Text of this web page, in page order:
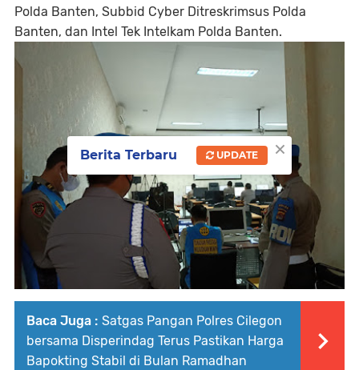
Polda Banten, Subbid Cyber Ditreskrimsus Polda
Banten, dan Intel Tek Intelkam Polda Banten.
Baca Juga : Satgas Pangan Polres Cilegon
bersama Disperindag Terus Pastikan Harga
Bapokting Stabil di Bulan Ramadhan
×
Berita Terbaru UPDATE